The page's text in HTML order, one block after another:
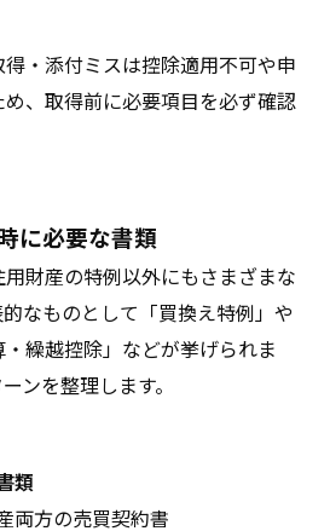
・添付ミスは控除適用不可や申
、取得前に必要項目を必ず確認
に必要な書類
財産の特例以外にもさまざまな
なものとして「買換え特例」や
・繰越控除」などが挙げられま
ンを整理します。
類
両方の売買契約書